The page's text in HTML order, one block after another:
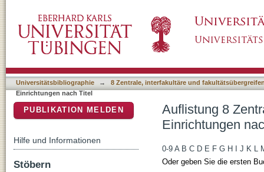
Universitätsbibliographie →
8 Zentrale, interfakultäre und
Einrichtungen nach Titel
Auflistung 8
Einrichtungen
0-9 A B C D E F G H J K L
Oder geben Sie die ersten
PUBLIKATION MELDEN
Hilfe und Informationen
Stöbern